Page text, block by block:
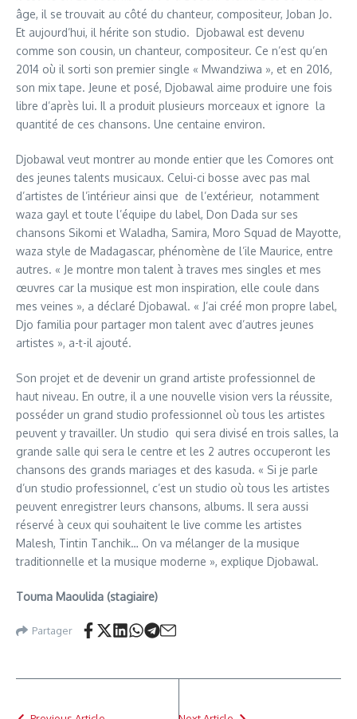
âge, il se trouvait au côté du chanteur, compositeur, Joban Jo.
Et aujourd’hui, il hérite son studio. Djobawal est devenu
comme son cousin, un chanteur, compositeur. Ce n’est qu’en
2014 où il sorti son premier single « Mwandziwa », et en 2016,
son mix tape. Jeune et posé, Djobawal aime produire une fois
libre d’après lui. Il a produit plusieurs morceaux et ignore la
quantité de ces chansons. Une centaine environ.
Djobawal veut montrer au monde entier que les Comores ont
des jeunes talents musicaux. Celui-ci bosse avec pas mal
d’artistes de l’intérieur ainsi que de l’extérieur, notamment
waza gayl et toute l’équipe du label, Don Dada sur ses
chansons Sikomi et Waladha, Samira, Moro Squad de Mayotte,
waza style de Madagascar, phénomène de l’ile Maurice, entre
autres. « Je montre mon talent à traves mes singles et mes
œuvres car la musique est mon inspiration, elle coule dans
mes veines », a déclaré Djobawal. « J’ai créé mon propre label,
Djo familia pour partager mon talent avec d’autres jeunes
artistes », a-t-il ajouté.
Son projet et de devenir un grand artiste professionnel de
haut niveau. En outre, il a une nouvelle vision vers la réussite,
posséder un grand studio professionnel où tous les artistes
peuvent y travailler. Un studio qui sera divisé en trois salles, la
grande salle qui sera le centre et les 2 autres occuperont les
chansons des grands mariages et des kasuda. « Si je parle
d’un studio professionnel, c’est un studio où tous les artistes
peuvent enregistrer leurs chansons, albums. Il sera aussi
réservé à ceux qui souhaitent le live comme les artistes
Malesh, Tintin Tanchik… On va mélanger de la musique
traditionnelle et la musique moderne », explique Djobawal.
Touma Maoulida (stagiaire)
Partager